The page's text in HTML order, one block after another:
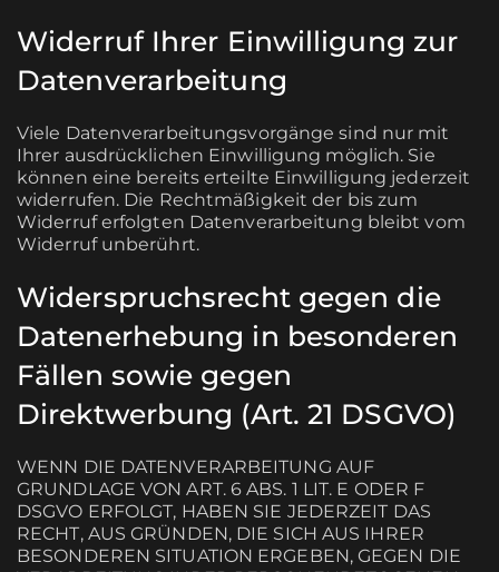
Widerruf Ihrer Einwilligung zur
Datenverarbeitung
Viele Datenverarbeitungsvorgänge sind nur mit
Ihrer ausdrücklichen Einwilligung möglich. Sie
können eine bereits erteilte Einwilligung jederzeit
widerrufen. Die Rechtmäßigkeit der bis zum
Widerruf erfolgten Datenverarbeitung bleibt vom
Widerruf unberührt.
Widerspruchsrecht gegen die
Datenerhebung in besonderen
Fällen sowie gegen
Direktwerbung (Art. 21 DSGVO)
WENN DIE DATENVERARBEITUNG AUF
GRUNDLAGE VON ART. 6 ABS. 1 LIT. E ODER F
DSGVO ERFOLGT, HABEN SIE JEDERZEIT DAS
RECHT, AUS GRÜNDEN, DIE SICH AUS IHRER
BESONDEREN SITUATION ERGEBEN, GEGEN DIE